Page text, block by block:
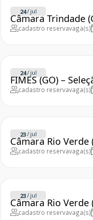
24/ jul
Câmara Trindade
cadastro reservavaga(s)
24/ jul
FIMES (GO) –
cadastro reservavaga(s)
23/ jul
Câmara Rio Verde
cadastro reservavaga(s)
23/ jul
Câmara Rio Verde
cadastro reservavaga(s)